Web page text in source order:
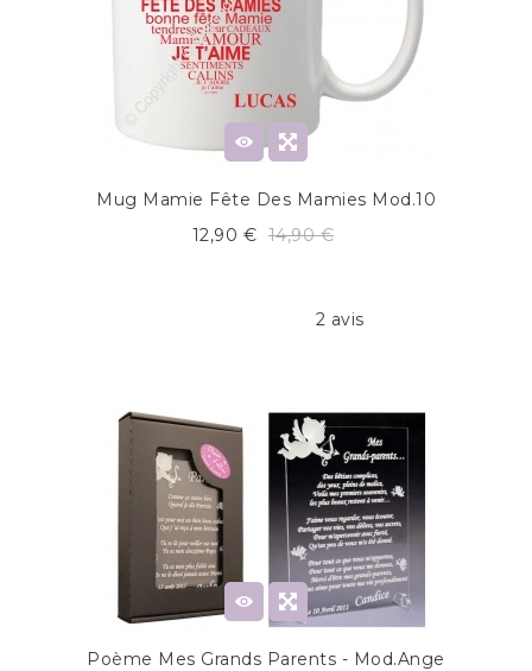
Mug Mamie Fête Des Mamies Mod.10
12,90 € 14,90 €
2 avis
Poème Mes Grands Parents - Mod.Ange